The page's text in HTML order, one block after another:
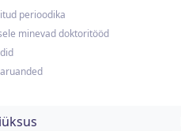
perioodika
minevad doktoritööd